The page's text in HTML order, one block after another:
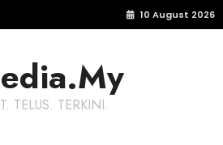
10 August 2026
TELUS. TERKINI.